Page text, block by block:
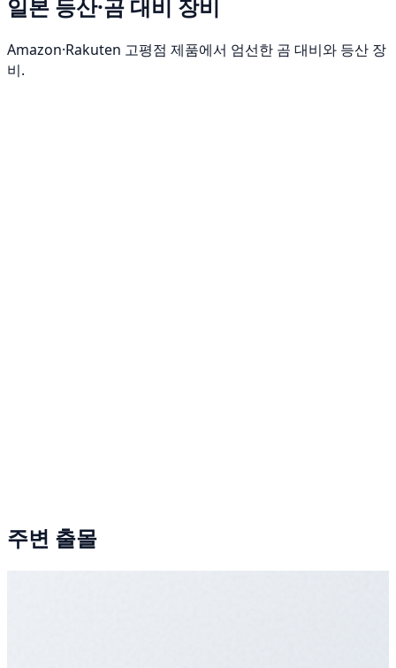
일본 등산·곰 대비 장비
Amazon·Rakuten 고평점 제품에서 엄선한 곰 대비와 등산 장
비.
주변 출몰